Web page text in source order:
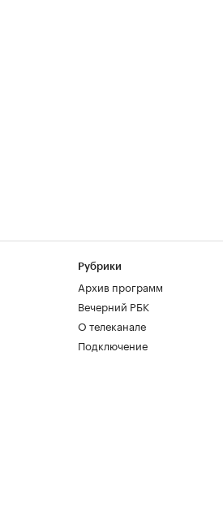
Рубрики
Архив программ
Вечерний РБК
О телеканале
Подключение